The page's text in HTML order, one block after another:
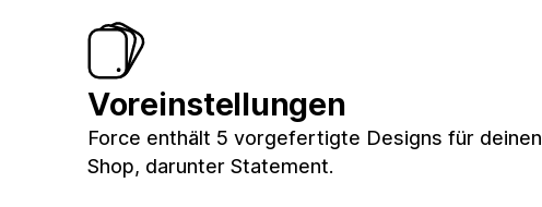
Voreinstellungen
Force enthält 5 vorgefertigte Designs für deinen
Shop, darunter Statement.